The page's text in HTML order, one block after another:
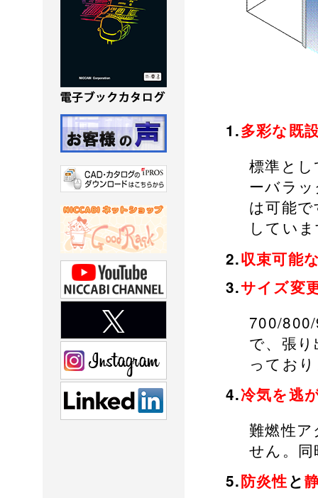
1.多彩な既
標準と
ーバラ
は可能
してい
2.収束可能
3.サイズ変
700/
で、張
ってお
4.冷気を逃
難燃性
せん。
5.防炎性と